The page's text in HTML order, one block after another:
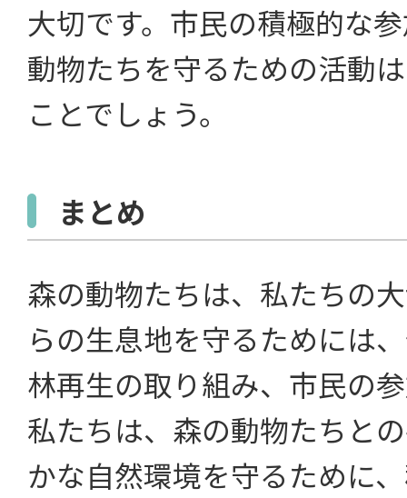
大切です。市民の積極的な
動物たちを守るための活動
ことでしょう。
まとめ
森の動物たちは、私たちの
らの生息地を守るためには
林再生の取り組み、市民の
私たちは、森の動物たちと
かな自然環境を守るために